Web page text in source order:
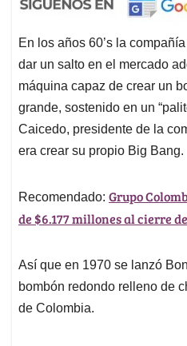
En los años 60’s la
dar un salto en el mercado
máquina capaz de crear un
grande, sostenido en un
Caicedo, presidente de la
era crear su propio Big Bang.
Recomendado: Grupo
de $6.177 millones al cierre
Así que en 1970 se lanzó
bombón redondo relleno de
de Colombia.